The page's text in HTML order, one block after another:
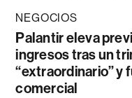
NEGOCIOS
Palantir eleva
ingresos tras un
“extraordinario” y
comercial